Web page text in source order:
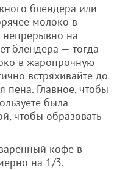
блендера или
молоко в
на
блендера — тогда
в жаропрочную
встряхивайте до
пена. Главное, чтобы
была
чтобы образовать
кофе в
на 1/3.